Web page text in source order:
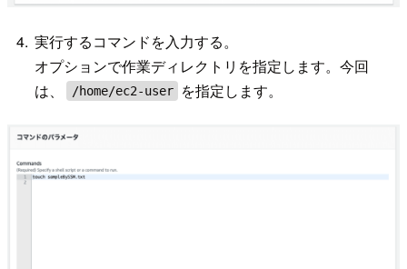
実行するコマンドを入力する。
オプションで作業ディレクトリを指定します。今回
は、
/home/ec2-user を指定します。